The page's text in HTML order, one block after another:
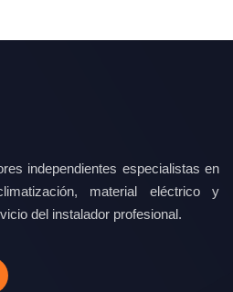
independientes especialistas en
material eléctrico y
del instalador profesional.